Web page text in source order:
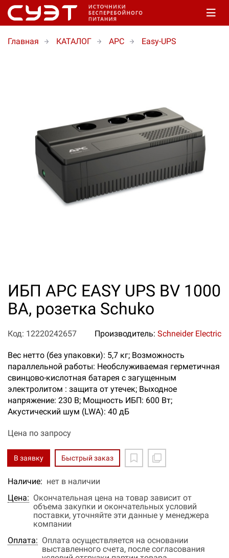
Главная КАТАЛОГ APC Easy-UPS
ИБП APC EASY UPS BV 1000
ВА, розетка Schuko
Код: 12220242657 Производитель: Schneider Electric
Вес нетто (без упаковки): 5,7 кг; Возможность
параллельной работы: Необслуживаемая герметичная
свинцово-кислотная батарея с загущенным
электролитом : защита от утечек; Выходное
напряжение: 230 В; Мощность ИБП: 600 Вт;
Акустический шум (LWA): 40 дБ
Цена по запросу
В заявку Быстрый заказ
Наличие: нет в наличии
Цена: Окончательная цена на товар зависит от
объема закупки и окончательных условий
поставки, уточняйте эти данные у менеджера
компании
Оплата: Оплата осуществляется на основании
выставленного счета, после согласования